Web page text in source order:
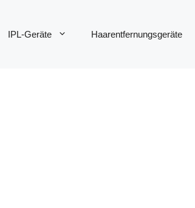
IPL-Geräte Haarentfernungsgeräte